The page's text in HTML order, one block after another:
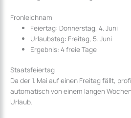
Fronleichnam
Feiertag: Donnerstag, 4. Juni
Urlaubstag: Freitag, 5. Juni
Ergebnis: 4 freie Tage
Staatsfeiertag
Da der 1. Mai auf einen Freitag fällt,
automatisch von einem langen
Urlaub.